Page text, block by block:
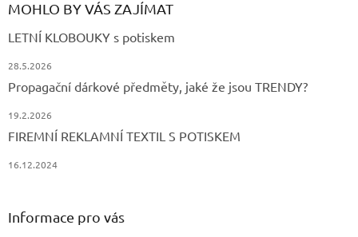
MOHLO BY VÁS ZAJÍMAT
LETNÍ KLOBOUKY s potiskem
28.5.2026
Propagační dárkové předměty, jaké že jsou TRENDY?
19.2.2026
FIREMNÍ REKLAMNÍ TEXTIL S POTISKEM
16.12.2024
Informace pro vás